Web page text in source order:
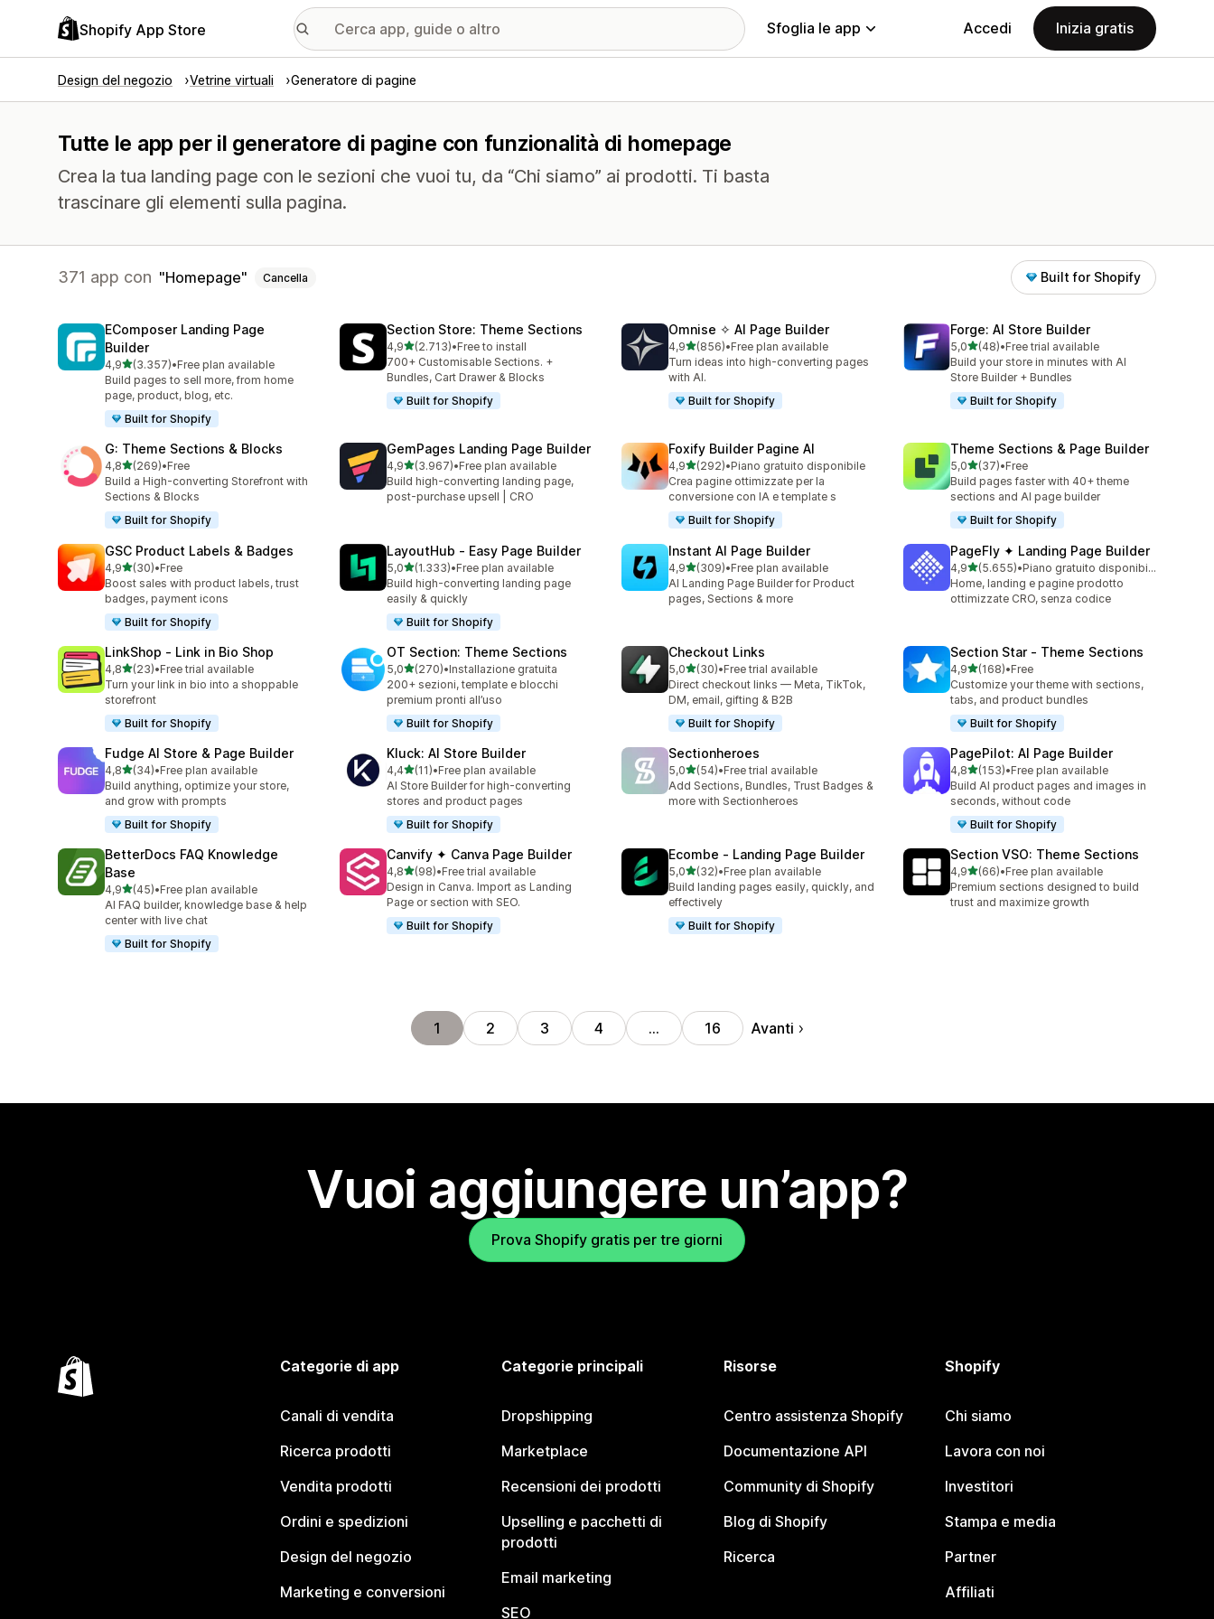
Shopify App Store Sfoglia le app Accedi Inizia gratis
Design del negozio Vetrine virtuali Generatore di pagine
Tutte le app per il generatore di pagine con funzionalità di homepage
Crea la tua landing page con le sezioni che vuoi tu, da “Chi siamo” ai prodotti. Ti basta
trascinare gli elementi sulla pagina.
371 app con Homepage Cancella Built for Shopify
EComposer Landing Page
Builder
4,9stelle su 5
(3.357)
3357 recensioni totali
•Free plan available
Build pages to sell more, from home
page, product, blog, etc.
Built for Shopify
Section Store: Theme Sections
4,9stelle su 5
(2.713)
2713 recensioni totali
•Free to install
700+ Customisable Sections. +
Bundles, Cart Drawer & Blocks
Built for Shopify
Omnise ✧ AI Page Builder
4,9stelle su 5
(856)
856 recensioni totali
•Free plan available
Turn ideas into high-converting pages
with AI.
Built for Shopify
Forge: AI Store Builder
5,0stelle su 5
(48)
48 recensioni totali
•Free trial available
Build your store in minutes with AI
Store Builder + Bundles
Built for Shopify
G: Theme Sections & Blocks
4,8stelle su 5
(269)
269 recensioni totali
•Free
Build a High-converting Storefront with
Sections & Blocks
Built for Shopify
GemPages Landing Page Builder
4,9stelle su 5
(3.967)
3967 recensioni totali
•Free plan available
Build high-converting landing page,
post-purchase upsell | CRO
Foxify Builder Pagine AI
4,9stelle su 5
(292)
292 recensioni totali
•Piano gratuito disponibile
Crea pagine ottimizzate per la
conversione con IA e template s
Built for Shopify
Theme Sections & Page Builder
5,0stelle su 5
(37)
37 recensioni totali
•Free
Build pages faster with 40+ theme
sections and AI page builder
Built for Shopify
GSC Product Labels & Badges
4,9stelle su 5
(30)
30 recensioni totali
•Free
Boost sales with product labels, trust
badges, payment icons
Built for Shopify
LayoutHub ‑ Easy Page Builder
5,0stelle su 5
(1.333)
1333 recensioni totali
•Free plan available
Build high-converting landing page
easily & quickly
Built for Shopify
Instant AI Page Builder
4,9stelle su 5
(309)
309 recensioni totali
•Free plan available
AI Landing Page Builder for Product
pages, Sections & more
PageFly ✦ Landing Page Builder
4,9stelle su 5
(5.655)
5655 recensioni totali
•
Piano gratuito disponibile
Home, landing e pagine prodotto
ottimizzate CRO, senza codice
LinkShop ‑ Link in Bio Shop
4,8stelle su 5
(23)
23 recensioni totali
•Free trial available
Turn your link in bio into a shoppable
storefront
Built for Shopify
OT Section: Theme Sections
5,0stelle su 5
(270)
270 recensioni totali
•Installazione gratuita
200+ sezioni, template e blocchi
premium pronti all’uso
Built for Shopify
Checkout Links
5,0stelle su 5
(30)
30 recensioni totali
•Free trial available
Direct checkout links — Meta, TikTok,
DM, email, gifting & B2B
Built for Shopify
Section Star ‑ Theme Sections
4,9stelle su 5
(168)
168 recensioni totali
•Free
Customize your theme with sections,
tabs, and product bundles
Built for Shopify
Fudge AI Store & Page Builder
4,8stelle su 5
(34)
34 recensioni totali
•Free plan available
Build anything, optimize your store,
and grow with prompts
Built for Shopify
Kluck: AI Store Builder
4,4stelle su 5
(11)
11 recensioni totali
•Free plan available
AI Store Builder for high-converting
stores and product pages
Built for Shopify
Sectionheroes
5,0stelle su 5
(54)
54 recensioni totali
•Free trial available
Add Sections, Bundles, Trust Badges &
more with Sectionheroes
PagePilot: AI Page Builder
4,8stelle su 5
(153)
153 recensioni totali
•Free plan available
Build AI product pages and images in
seconds, without code
Built for Shopify
BetterDocs FAQ Knowledge
Base
4,9stelle su 5
(45)
45 recensioni totali
•Free plan available
AI FAQ builder, knowledge base & help
center with live chat
Built for Shopify
Canvify ✦ Canva Page Builder
4,8stelle su 5
(98)
98 recensioni totali
•Free trial available
Design in Canva. Import as Landing
Page or section with SEO.
Built for Shopify
Ecombe ‑ Landing Page Builder
5,0stelle su 5
(32)
32 recensioni totali
•Free plan available
Build landing pages easily, quickly, and
effectively
Built for Shopify
Section VSO: Theme Sections
4,9stelle su 5
(66)
66 recensioni totali
•Free plan available
Premium sections designed to build
trust and maximize growth
1 2 3 4 … 16 Avanti
Vuoi aggiungere un’app?
Prova Shopify gratis per tre giorni
Categorie di app
Canali di vendita
Ricerca prodotti
Vendita prodotti
Ordini e spedizioni
Design del negozio
Marketing e conversioni
Categorie principali
Dropshipping
Marketplace
Recensioni dei prodotti
Upselling e pacchetti di
prodotti
Email marketing
SEO
Risorse
Centro assistenza Shopify
Documentazione API
Community di Shopify
Blog di Shopify
Ricerca
Shopify
Chi siamo
Lavora con noi
Investitori
Stampa e media
Partner
Affiliati